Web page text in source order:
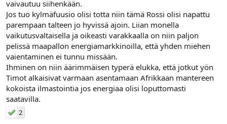
vaivautuu siihenkään.
Jos tuo kylmäfuusio olisi totta niin tämä Rossi olisi napattu
parempaan talteen jo hyvissä ajoin. Liian monella
vaikutusvaltaisella ja oikeasti varakkaalla on niin paljon
pelissä maapallon energiamarkkinoilla, että yhden miehen
vaientaminen ei tunnu missään.
Ihminen on niin äärimmäisen typerä elukka, että jotkut yön
Timot alkaisivat varmaan asentamaan Afrikkaan mantereen
kokoista ilmastointia jos energiaa olisi loputtomasti
saatavilla.
2